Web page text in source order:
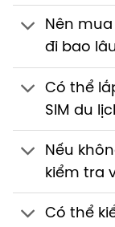
Nên
đi bao
Có thể
SIM du
Nếu
kiểm tra
Có thể